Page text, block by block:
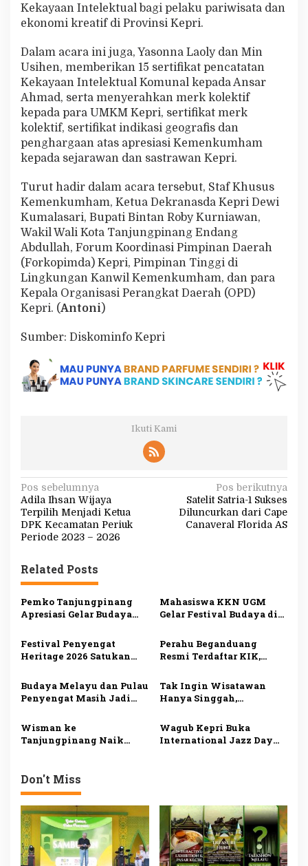
Kekayaan Intelektual bagi pelaku pariwisata dan
ekonomi kreatif di Provinsi Kepri.
Dalam acara ini juga, Yasonna Laoly dan Min
Usihen, memberikan 15 sertifikat pencatatan
Kekayaan Intelektual Komunal kepada Ansar
Ahmad, serta menyerahkan merk kolektif
kepada para UMKM Kepri, sertifikat merk
kolektif, sertifikat indikasi geografis dan
penghargaan atas apresiasi Kemenkumham
kepada sejarawan dan sastrawan Kepri.
Turut hadir dalam acara tersebut, Staf Khusus
Kemenkumham, Ketua Dekranasda Kepri Dewi
Kumalasari, Bupati Bintan Roby Kurniawan,
Wakil Wali Kota Tanjungpinang Endang
Abdullah, Forum Koordinasi Pimpinan Daerah
(Forkopimda) Kepri, Pimpinan Tinggi di
Lingkungan Kanwil Kemenkumham, dan para
Kepala Organisasi Perangkat Daerah (OPD)
Kepri. (Antoni)
Sumber: Diskominfo Kepri
Ikuti Kami
N
a
v
i
g
a
s
i
p
o
s
Pos sebelumnya
Adila Ihsan Wijaya
Terpilih Menjadi Ketua
DPK Kecamatan Periuk
Periode 2023 – 2026
Pos berikutnya
Satelit Satria-1 Sukses
Diluncurkan dari Cape
Canaveral Florida AS
Related Posts
Pemko Tanjungpinang
Apresiasi Gelar Budaya
Pelestarian Warisan
Melayu di Penyengat
Mahasiswa KKN UGM
Gelar Festival Budaya di
Warisan Melayu dan
Dorong Wisata Sejarah
Festival Penyengat
Heritage 2026 Satukan
Semarakkan Wisata
Maritim Kepri
Perahu Beganduang
Resmi Terdaftar KIK,
Suhardiman Amby
Lestarikan Budaya
Kuansing
Budaya Melayu dan Pulau
Penyengat Masih Jadi
Wisman ke
Tanjungpinang
Tak Ingin Wisatawan
Hanya Singgah,
Siapkan Paket Wisata
Terpadu
Wisman ke
Tanjungpinang Naik
Pemko Benahi Atraksi
dan Jadwal Feri
Wagub Kepri Buka
International Jazz Day
Don't Miss